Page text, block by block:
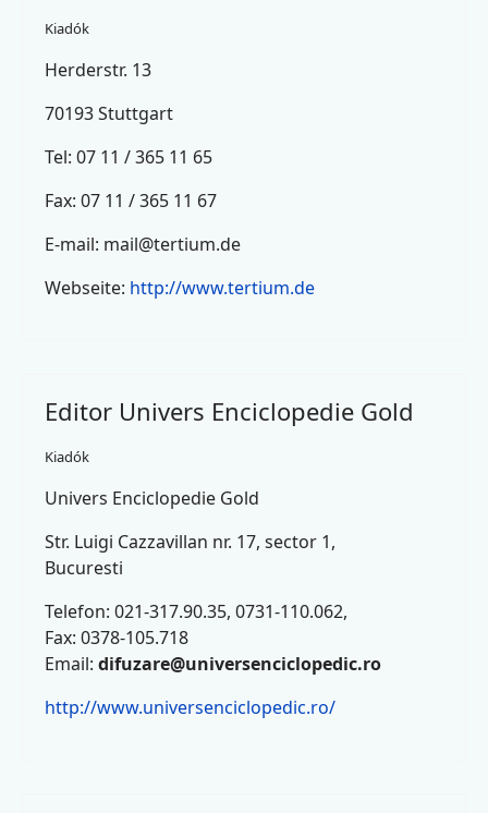
Kiadók
Herderstr. 13
70193 Stuttgart
Tel: 07 11 / 365 11 65
Fax: 07 11 / 365 11 67
E-mail: mail@tertium.de
Webseite: http://www.tertium.de
Editor Univers Enciclopedie Gold
Kiadók
Univers Enciclopedie Gold
Str. Luigi Cazzavillan nr. 17, sector 1,
Bucuresti
Telefon: 021-317.90.35, 0731-110.062,
Fax: 0378-105.718
Email: difuzare@universenciclopedic.ro
http://www.universenciclopedic.ro/